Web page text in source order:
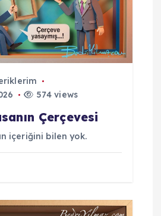
574 views
Çerçevesi
içeriğini bilen yok.